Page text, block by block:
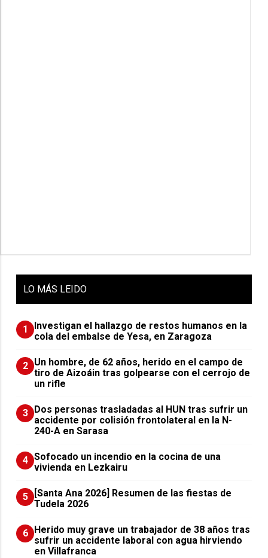
LO MÁS LEIDO
1
Investigan el hallazgo de restos humanos en la
cola del embalse de Yesa, en Zaragoza
2 Un hombre, de 62 años, herido en el campo de
tiro de Aizoáin tras golpearse con el cerrojo de
un rifle
3
​Dos personas trasladadas al HUN tras sufrir un
accidente por colisión frontolateral en la N-
240-A en Sarasa
4 Sofocado un incendio en la cocina de una
vivienda en Lezkairu
5
[Santa Ana 2026] Resumen de las fiestas de
Tudela 2026
6
Herido muy grave un trabajador de 38 años tras
sufrir un accidente laboral con agua hirviendo
en Villafranca